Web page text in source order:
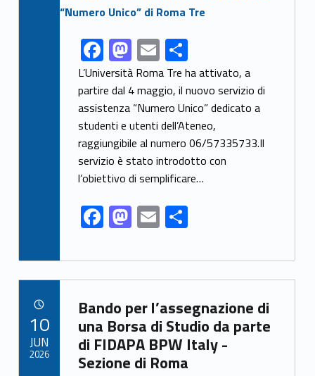
Link identifier share facebook archive #share-link-archive-47299F
ac
e
b
o
o
k
M
as
to
d
o
n
E
m
ai
l
S
h
ar
e
L’Università Roma Tre ha attivato, a
partire dal 4 maggio, il nuovo servizio di
assistenza “Numero Unico” dedicato a
studenti e utenti dell’Ateneo,
raggiungibile al numero 06/57335733.Il
servizio è stato introdotto con
l’obiettivo di semplificare…
F
ac
e
b
o
o
k
M
as
to
d
o
n
E
m
ai
l
S
ar
e
Link identifier archive #link-archive-10326
Bando per l’assegnazione di
una Borsa di Studio da parte
di FIDAPA BPW Italy -
Sezione di Roma
10
JUN
2026